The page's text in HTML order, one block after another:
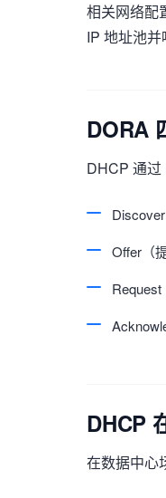
相关网络配
IP 地址池并
DORA
DHCP 通
Offer（
DHCP
在数据中心